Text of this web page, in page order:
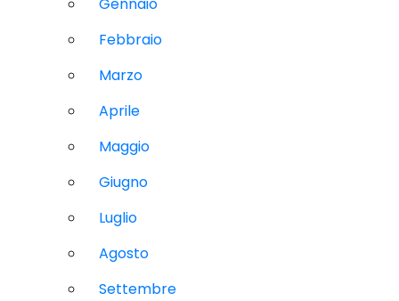
Gennaio
Febbraio
Marzo
Aprile
Maggio
Giugno
Luglio
Agosto
Settembre